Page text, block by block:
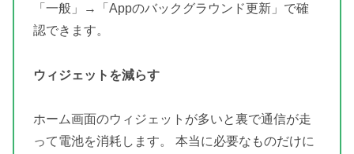
「一般」→「Appのバックグラウンド更新」で確
認できます。
ウィジェットを減らす
ホーム画面のウィジェットが多いと裏で通信が走
って電池を消耗します。 本当に必要なものだけに